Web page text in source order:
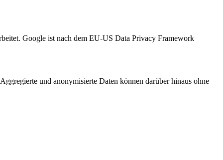
Google ist nach dem EU-US Data Privacy Framework
und anonymisierte Daten können darüber hinaus ohne